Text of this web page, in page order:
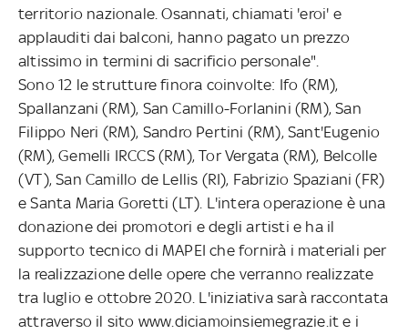
territorio nazionale. Osannati, chiamati 'eroi' e
applauditi dai balconi, hanno pagato un prezzo
altissimo in termini di sacrificio personale".
Sono 12 le strutture finora coinvolte: Ifo (RM),
Spallanzani (RM), San Camillo-Forlanini (RM), San
Filippo Neri (RM), Sandro Pertini (RM), Sant'Eugenio
(RM), Gemelli IRCCS (RM), Tor Vergata (RM), Belcolle
(VT), San Camillo de Lellis (RI), Fabrizio Spaziani (FR)
e Santa Maria Goretti (LT). L'intera operazione è una
donazione dei promotori e degli artisti e ha il
supporto tecnico di MAPEI che fornirà i materiali per
la realizzazione delle opere che verranno realizzate
tra luglio e ottobre 2020. L'iniziativa sarà raccontata
attraverso il sito www.diciamoinsiemegrazie.it e i